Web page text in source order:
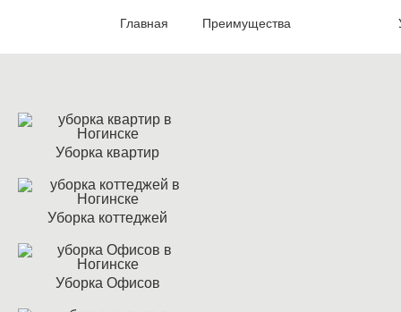
Главная Преимущества
Уборка квартир
Уборка коттеджей
Уборка Офисов